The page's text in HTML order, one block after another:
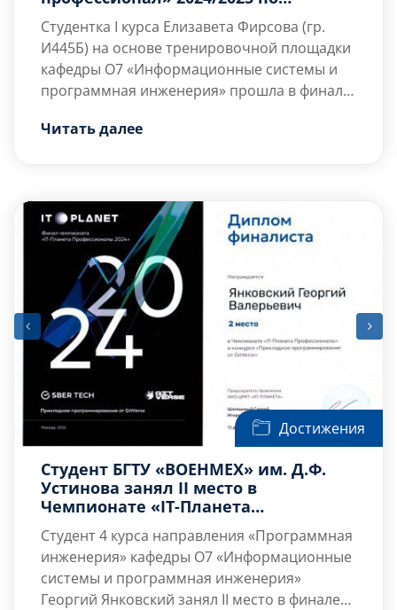
направлению «Программирование и
информационные технологии»
Студентка I курса Елизавета Фирсова (гр.
И445Б) на основе тренировочной площадки
кафедры О7 «Информационные системы и
программная инженерия» прошла в финал
профессионал» в 2024/2025 учебном году в
технологии».
профессионал» является одной из массовых
Читать далее
Достижения
Студент БГТУ «ВОЕНМЕХ» им. Д.Ф.
Устинова занял II место в
Чемпионате «IT-Планета
Профессионалы 2024»
Студент 4 курса направления «Программная
инженерия» кафедры О7 «Информационные
системы и программная инженерия»
Георгий Янковский занял II место в финале